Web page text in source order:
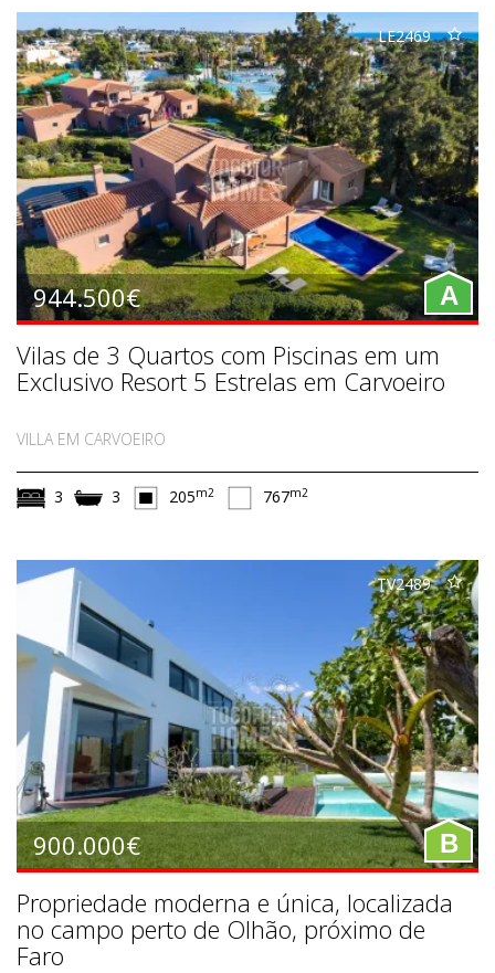
LE2469
944.500€ A
Vilas de 3 Quartos com Piscinas em um
Exclusivo Resort 5 Estrelas em Carvoeiro
VILLA EM CARVOEIRO
3 3 205m2 767m2
TV2489
900.000€ B
Propriedade moderna e única, localizada
no campo perto de Olhão, próximo de
Faro